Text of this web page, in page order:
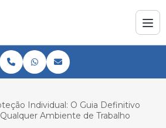
Individual: O Guia Definitivo
Ambiente de Trabalho